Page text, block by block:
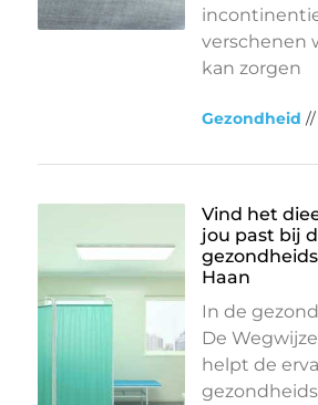
verschenen
kan zorgen
Gezondheid
Vind het
jou past bij
Haan
In de
De
helpt de